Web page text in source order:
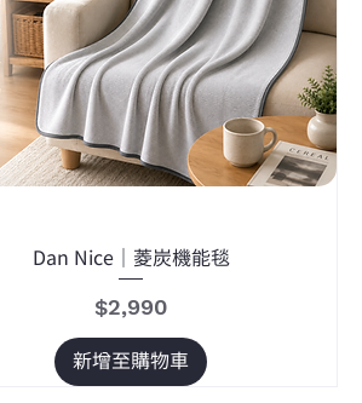
Dan Nice｜菱炭機能毯
價格
$2,990
新增至購物車